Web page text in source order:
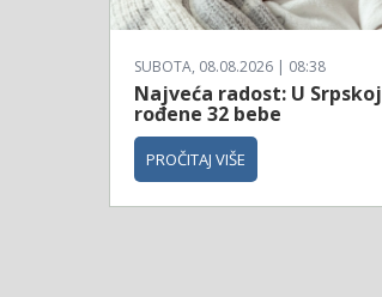
SUBOTA, 08.08.2026 | 08:38
Najveća radost: U Srpskoj
rođene 32 bebe
PROČITAJ VIŠE